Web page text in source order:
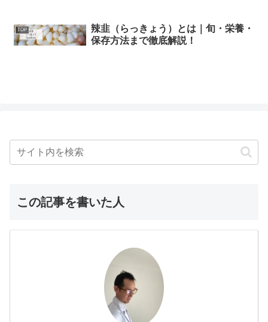
TOP
辣韭（らっきょう）とは｜旬・栄養・
保存方法まで徹底解説！
この記事を書いた人